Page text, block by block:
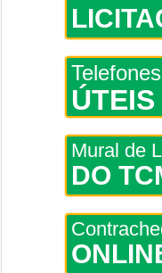
Telefones
ÚTEIS
Mural de
DO